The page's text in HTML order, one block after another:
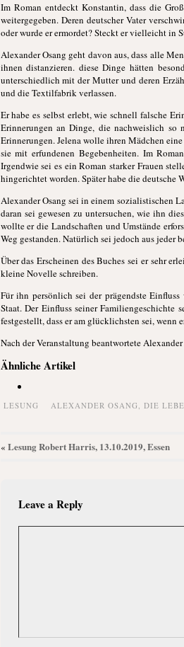
Im Roman entdeckt Konstantin, dass die
weitergegeben. Deren deutscher Vater
oder wurde er ermordet? Steckt er vielleicht in
Alexander Osang geht davon aus, dass alle
ihnen distanzieren. diese Dinge hätten
unterschiedlich mit der Mutter und deren
und die Textilfabrik verlassen.
Er habe es selbst erlebt, wie schnell falsche
Erinnerungen an Dinge, die nachweislich so
Erinnerungen. Jelena wolle ihren Mädchen
sie mit erfundenen Begebenheiten. Im
Irgendwie sei es ein Roman starker Frauen
hingerichtet worden. Später habe die deutsche
Alexander Osang sei in einem sozialistischen
daran sei gewesen zu untersuchen, wie ihn
wollte er die Landschaften und Umstände
Weg gestanden. Natürlich sei jedoch aus jeder
Über das Erscheinen des Buches sei er sehr
kleine Novelle schreiben.
Für ihn persönlich sei der prägendste
Staat. Der Einfluss seiner
festgestellt, dass er am glücklichsten sei, wenn
Nach der Veranstaltung beantwortete
Ähnliche Artikel
LESUNG ALEXANDER OSANG, DIE
« Lesung Robert Harris, 13.10.2019, Essen
Leave a Reply